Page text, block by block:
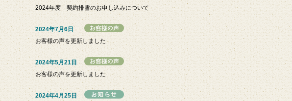
2024年度 契約排雪のお申し込みについて
2024年7月6日
お客様の声を更新しました
2024年5月21日
お客様の声を更新しました
2024年4月25日